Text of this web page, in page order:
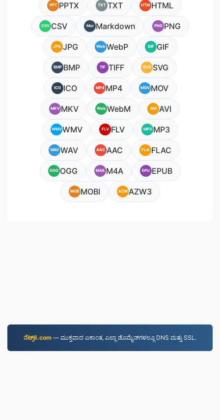
PPT PPTX TXT TXT HTM HTML
CSV CSV Mar Markdown PNG PNG
JPG JPG Web WebP GIF GIF
BMP BMP TIF TIFF SVG SVG
ICO ICO MP4 MP4 MOV MOV
MKV MKV Web WebM AVI AVI
WMVWMV FLV FLV MP3 MP3
WAV WAV AAC AAC FLA FLAC
OGG OGG M4A M4A EPU EPUB
MOB MOBI AZWAZW3
ನೆಟ್ಸ್6.com —⁠ ಮುಕ್ತವಾದ ಏಕಾಂತ, ಎಲ್ಲಾ ಡೊಮೈನ್‌ಗಳಲ್ಲೂ DNS ಮತ್ತು SSL.